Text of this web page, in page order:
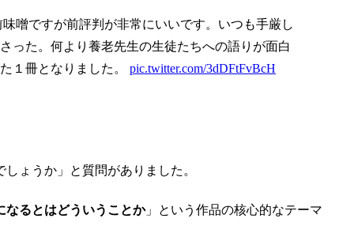
噌ですが前評判が非常にいいです。いつも手厳し
った。何より養老先生の生徒たちへの語りが面白
１冊となりました。 pic.twitter.com/3dDFtFvBcH
ょうか」と質問がありました。
なるとはどういうことか」という作品の核心的なテーマ